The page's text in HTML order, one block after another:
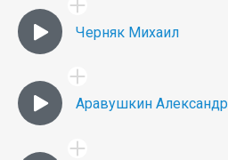
Черняк Михаил
Аравушкин Александр